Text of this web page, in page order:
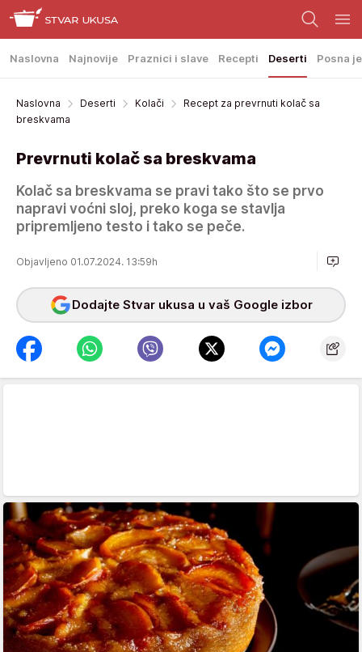
Naslovna Najnovije Praznici i slave Recepti Deserti Posna
Naslovna Deserti Kolači
Recept za prevrnuti kolač sa
breskvama
Prevrnuti kolač sa breskvama
Kolač sa breskvama se pravi tako što se prvo
napravi voćni sloj, preko koga se stavlja
pripremljeno testo i tako se peče.
Objavljeno 01.07.2024. 13:59h
Dodajte Stvar ukusa u vaš Google izbor